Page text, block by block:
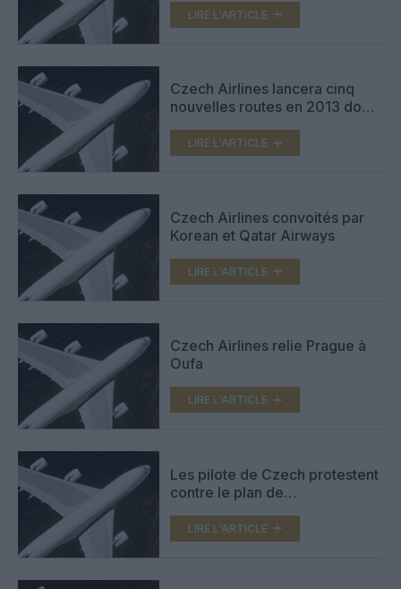
LIRE L'ARTICLE
Czech Airlines lancera cinq
nouvelles routes en 2013 dont
LIRE L'ARTICLE
Czech Airlines convoités par
Korean et Qatar Airways
LIRE L'ARTICLE
Czech Airlines relie Prague à
Oufa
LIRE L'ARTICLE
Les pilote de Czech protestent
contre le plan de
LIRE L'ARTICLE